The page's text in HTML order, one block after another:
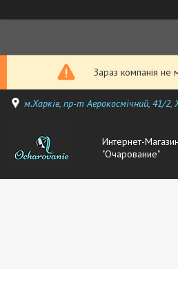
Зараз компанія не
м.Харків, пр-т Аерокосмічний, 41/2,
Интернет-Магазин
"Очарование"